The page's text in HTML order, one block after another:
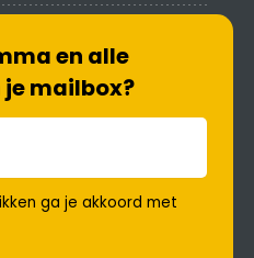
en alle
mailbox?
ga je akkoord met